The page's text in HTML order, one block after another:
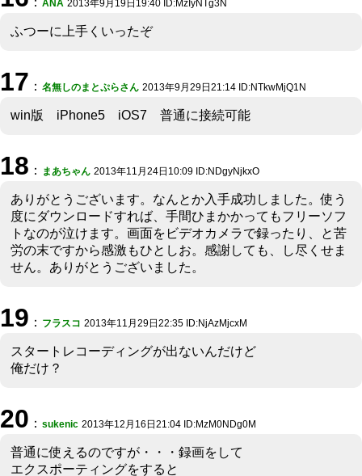
ANA 2013年9月19日19:40 ID:MzIyNTg3N
ふつーに上手くいったぞ
17 ： 名無しのまとぷらさん 2013年9月29日21:14 ID:NTkwMjQ1N
win版 iPhone5 iOS7 普通に接続可能
18 ： まあちゃん 2013年11月24日10:09 ID:NDgyNjkxO
ありがとうございます。なんとか入手成功しました。使う
度にダウンロードすれば、手間ひまかかってもフリーソフ
トなのが泣けます。画面をビデオカメラで録ったり、と苦
労の末ですから感激もひとしお。感謝しても、し尽くせま
せん。ありがとうございました。
19 ： フラスコ 2013年11月29日22:35 ID:NjAzMjcxM
スタートレコーディングが出ないんだけど
俺だけ？
20 ： sukenic 2013年12月16日21:04 ID:MzM0NDg0M
普通に使えるのですが・・・録画をして
エクスポーティングをすると